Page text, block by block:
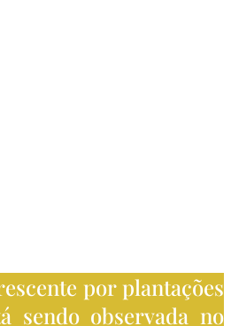
por plantações
sendo observada no